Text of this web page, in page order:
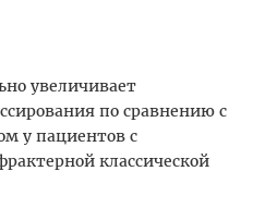
увеличивает
по сравнению с
у пациентов с
классической